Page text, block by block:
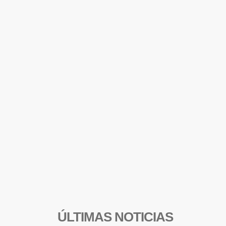
ÚLTIMAS NOTICIAS